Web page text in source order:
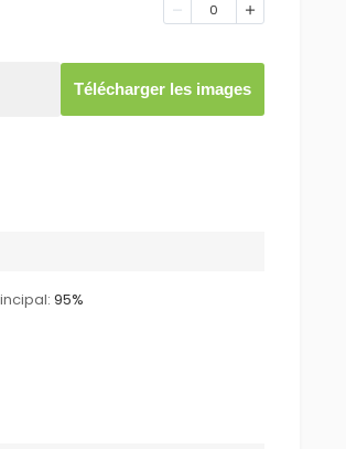
0
Télécharger les images
95%